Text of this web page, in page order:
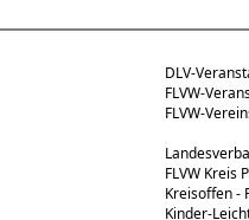
DLV-
FLVW-
FLVW-
FLVW Kreis
Kreisoffen -
Kinder-